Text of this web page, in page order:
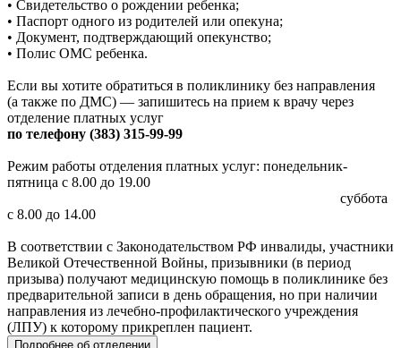
• Свидетельство о рождении ребенка;
• Паспорт одного из родителей или опекуна;
• Документ, подтверждающий опекунство;
• Полис ОМС ребенка.
Если вы хотите обратиться в поликлинику без направления
(а также по ДМС) — запишитесь на прием к врачу через
отделение платных услуг
по телефону (383) 315-99-99
Режим работы отделения платных услуг: понедельник-
пятница с 8.00 до 19.00
суббота
с 8.00 до 14.00
В соответствии с Законодательством РФ инвалиды, участники
Великой Отечественной Войны, призывники (в период
призыва) получают медицинскую помощь в поликлинике без
предварительной записи в день обращения, но при наличии
направления из лечебно-профилактического учреждения
(ЛПУ) к которому прикреплен пациент.
Подробнее об отделении